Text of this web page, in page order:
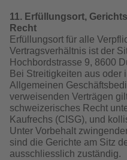
11. Erfüllungsort,
Recht
Erfüllungsort für alle
Vertragsverhältnis ist der
Hochbordstrasse 9, 8600
Bei Streitigkeiten aus oder
Allgemeinen
verweisenden Verträgen
schweizerisches Recht
Kaufrechs (CISG), und
Unter Vorbehalt
sind die Gerichte am Sitz
ausschliesslich zuständig.